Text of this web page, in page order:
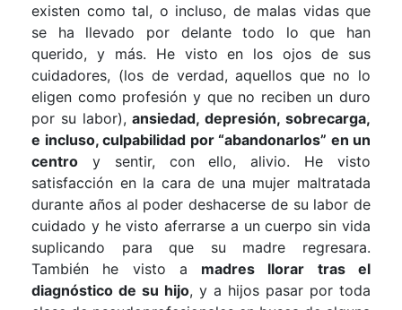
existen como tal, o incluso, de malas vidas que
se ha llevado por delante todo lo que han
querido, y más. He visto en los ojos de sus
cuidadores, (los de verdad, aquellos que no lo
eligen como profesión y que no reciben un duro
por su labor), ansiedad, depresión, sobrecarga,
e incluso, culpabilidad por “abandonarlos” en un
centro y sentir, con ello, alivio. He visto
satisfacción en la cara de una mujer maltratada
durante años al poder deshacerse de su labor de
cuidado y he visto aferrarse a un cuerpo sin vida
suplicando para que su madre regresara.
También he visto a madres llorar tras el
diagnóstico de su hijo, y a hijos pasar por toda